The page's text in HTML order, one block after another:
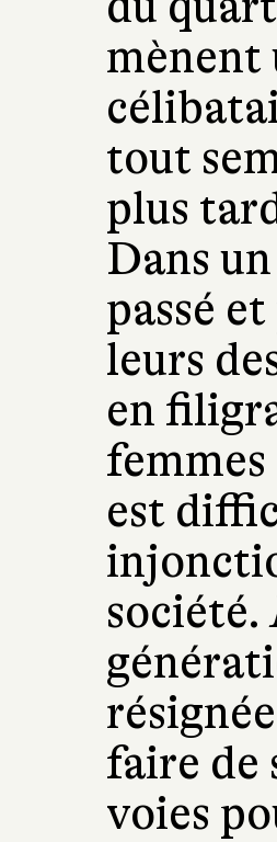
mènent
tout
plus
Dans
passé
leurs
en
est
société.
faire de
voies